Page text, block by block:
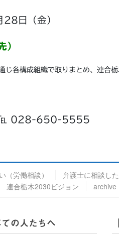
日（金）
）
じ各構成組織で取りまとめ、連合栃
℡ 028-650-5555
（労働相談） 弁護士に相談し
連合栃木2030ビジョン archive
ての人たちへ